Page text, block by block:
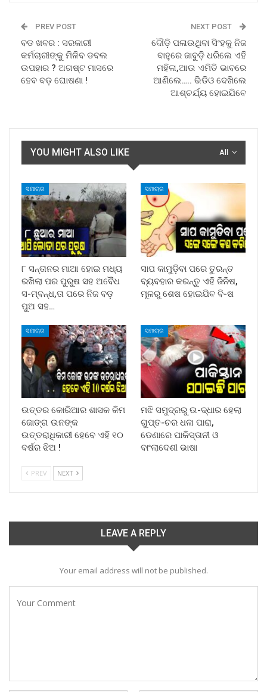
PREV POST
ବଡ ଖବର : ସରକାରୀ
କର୍ମଚାରୀଙ୍କୁ ମିଳିବ ଡବଲ
ଉପହାର ? ଅଗଷ୍ଟ ମାସରେ
ହେବ ବଡ଼ ଘୋଷଣା !
NEXT POST
ଦୌଡ଼ି ପଳାଉଥିବା ସିଂହକୁ ନିଜ
ବାହୁରେ ଜାବୁଡ଼ି ଧରିଲେ ଏହି
ମହିଳା,ଆଉ ଏମିତି ଭାବରେ
ଆଣିଲେ….. ଭିଡିଓ ଦେଖିଲେ
ଆଶ୍ଚର୍ଯ୍ୟ ହୋଇଯିବେ
All
YOU MIGHT ALSO LIKE
ସମାଚାର
୮ ସନ୍ତାନର ମାଆ ହୋଇ ମଧ୍ୟ
ରଖିଲା ପର ପୁରୁଷ ସହ ଅବୈଧ
ସ-ମ୍ବନ୍ଧ,ତା ପରେ ନିଜ ବଡ଼
ପୁଅ ସହ…
ସମାଚାର
ସାପ କାମୁଡ଼ିବା ପରେ ତୁରନ୍ତ
ବ୍ୟବହାର କରନ୍ତୁ ଏହି ଜିନିଷ,
ମୂଳରୁ ଶେଷ ହୋଇଯିବ ବି-ଷ
ସମାଚାର
ଉତ୍ତର କୋରିଆର ଶାସକ କିମ
ଜୋଙ୍ଗ ଉନଙ୍କ
ଉତ୍ତରାଧିକାରୀ ହେବେ ଏହି ୧୦
ବର୍ଷର ଝିଅ !
ସମାଚାର
ମଝି ସମୁଦ୍ରରୁ ଉ-ଦ୍ଧାର ହେଲା
ଗୁପ୍ତ-ଚର ଧଳା ପାରା,
ଡେଣାରେ ପାକିସ୍ତାନୀ ଓ
ବାଂଲାଦେଶୀ ଭାଷା
PREV NEXT
LEAVE A REPLY
Your email address will not be published.